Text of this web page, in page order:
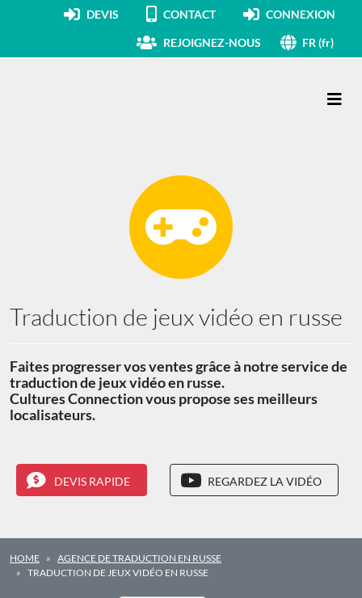
DEVIS CONTACT CONNEXION
REJOIGNEZ-NOUS FR (fr)
Traduction de jeux vidéo en russe
Faites progresser vos ventes grâce à notre service de
traduction de jeux vidéo en russe.
Cultures Connection vous propose ses meilleurs
localisateurs.
DEVIS RAPIDE REGARDEZ LA VIDÉO
HOME
AGENCE DE TRADUCTION EN RUSSE
TRADUCTION DE JEUX VIDÉO EN RUSSE